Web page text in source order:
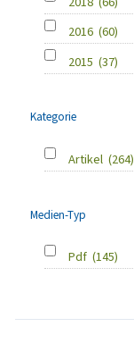
2016 (60)
2015 (37)
Kategorie
Artikel (264)
Medien-Typ
Pdf (145)